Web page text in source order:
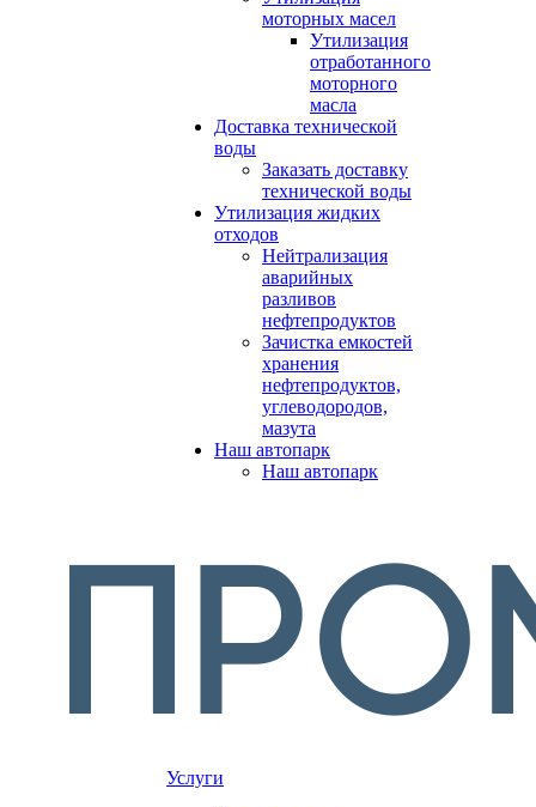
моторных масел
Утилизация
отработанного
моторного
масла
Доставка технической
воды
Заказать доставку
технической воды
Утилизация жидких
отходов
Нейтрализация
аварийных
разливов
нефтепродуктов
Зачистка емкостей
хранения
нефтепродуктов,
углеводородов,
мазута
Наш автопарк
Наш автопарк
Услуги